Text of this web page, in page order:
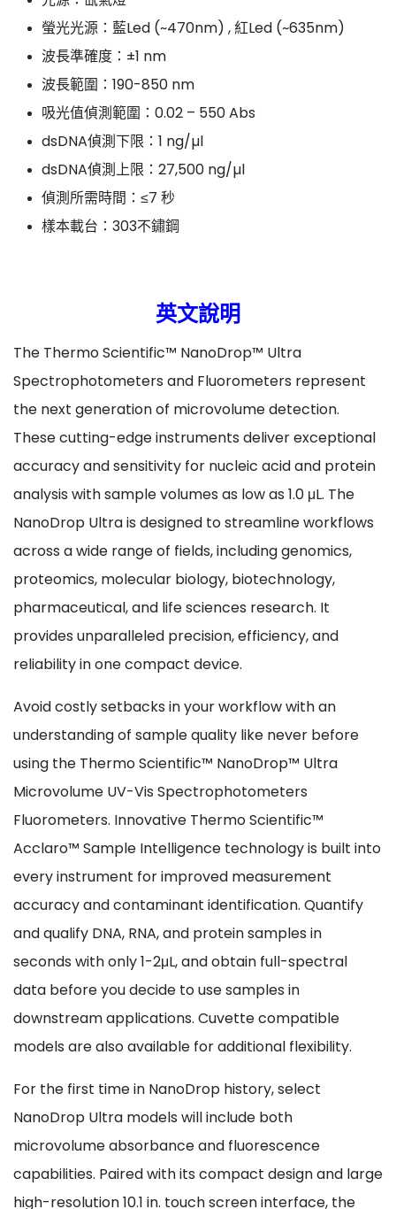
螢光光源：藍Led (~470nm) , 紅Led (~635nm)
波長準確度：±1 nm
波長範圍：190-850 nm
吸光值偵測範圍：0.02 – 550 Abs
dsDNA偵測下限：1 ng/µl
dsDNA偵測上限：27,500 ng/µl
偵測所需時間：≤7 秒
樣本載台：303不鏽鋼
英文說明
The Thermo Scientific™ NanoDrop™ Ultra
Spectrophotometers and Fluorometers represent
the next generation of microvolume detection.
These cutting-edge instruments deliver exceptional
accuracy and sensitivity for nucleic acid and protein
analysis with sample volumes as low as 1.0 μL. The
NanoDrop Ultra is designed to streamline workflows
across a wide range of fields, including genomics,
proteomics, molecular biology, biotechnology,
pharmaceutical, and life sciences research. It
provides unparalleled precision, efficiency, and
reliability in one compact device.
Avoid costly setbacks in your workflow with an
understanding of sample quality like never before
using the Thermo Scientific™ NanoDrop™ Ultra
Microvolume UV-Vis Spectrophotometers
Fluorometers. Innovative Thermo Scientific™
Acclaro™ Sample Intelligence technology is built into
every instrument for improved measurement
accuracy and contaminant identification. Quantify
and qualify DNA, RNA, and protein samples in
seconds with only 1-2μL, and obtain full-spectral
data before you decide to use samples in
downstream applications. Cuvette compatible
models are also available for additional flexibility.
For the first time in NanoDrop history, select
NanoDrop Ultra models will include both
microvolume absorbance and fluorescence
capabilities. Paired with its compact design and large
high-resolution 10.1 in. touch screen interface, the